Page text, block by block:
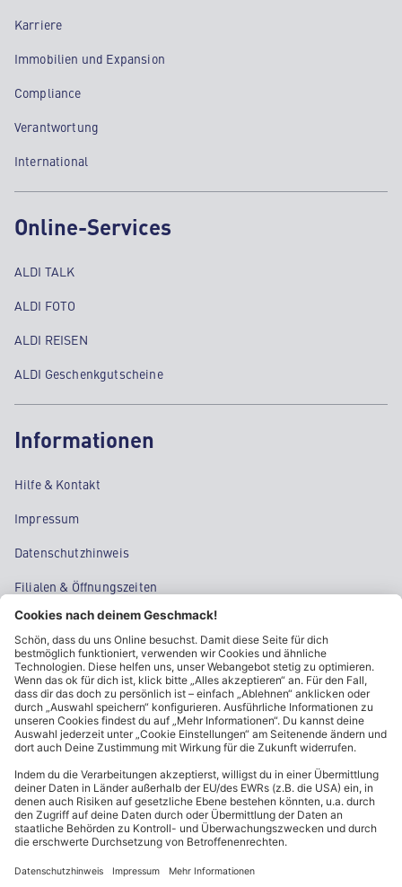
Karriere
Immobilien und Expansion
Compliance
Verantwortung
International
Online-Services
ALDI TALK
ALDI FOTO
ALDI REISEN
ALDI Geschenkgutscheine
Informationen
Hilfe & Kontakt
Impressum
Datenschutzhinweis
Filialen & Öffnungszeiten
Kontakt
Cookie-Einstellungen
Kundeninformationen
ALDI Nord folgen